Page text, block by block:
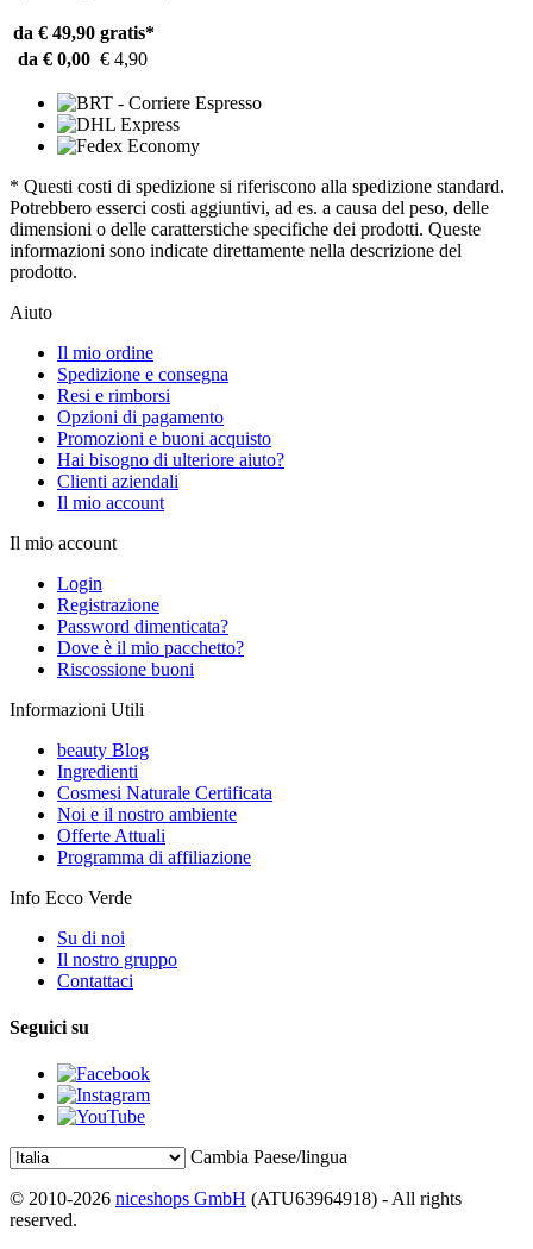
da € 49,90 gratis*
da € 0,00 € 4,90
* Questi costi di spedizione si riferiscono alla spedizione standard.
Potrebbero esserci costi aggiuntivi, ad es. a causa del peso, delle
dimensioni o delle caratterstiche specifiche dei prodotti. Queste
informazioni sono indicate direttamente nella descrizione del
prodotto.
Aiuto
Il mio ordine
Spedizione e consegna
Resi e rimborsi
Opzioni di pagamento
Promozioni e buoni acquisto
Hai bisogno di ulteriore aiuto?
Clienti aziendali
Il mio account
Il mio account
Login
Registrazione
Password dimenticata?
Dove è il mio pacchetto?
Riscossione buoni
Informazioni Utili
beauty Blog
Ingredienti
Cosmesi Naturale Certificata
Noi e il nostro ambiente
Offerte Attuali
Programma di affiliazione
Info Ecco Verde
Su di noi
Il nostro gruppo
Contattaci
Seguici su
Cambia Paese/lingua
© 2010-2026 niceshops GmbH (ATU63964918) - All rights
reserved.